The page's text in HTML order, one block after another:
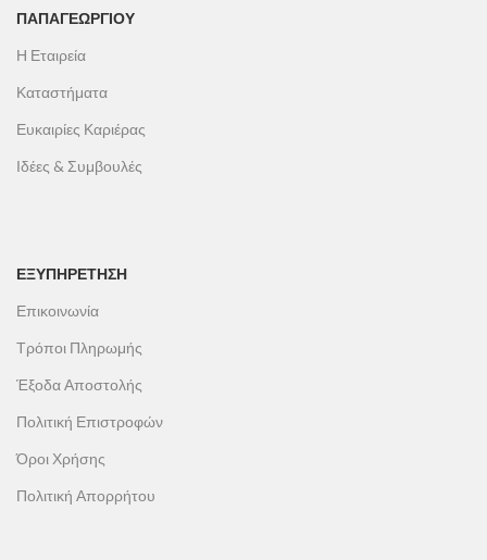
ΠΑΠΑΓΕΩΡΓΊΟΥ
Η Εταιρεία
Καταστήματα
Ευκαιρίες Καριέρας
Ιδέες & Συμβουλές
ΕΞΥΠΗΡΕΤΗΣΗ
Επικοινωνία
Τρόποι Πληρωμής
Έξοδα Αποστολής
Πολιτική Επιστροφών
Όροι Χρήσης
Πολιτική Απορρήτου